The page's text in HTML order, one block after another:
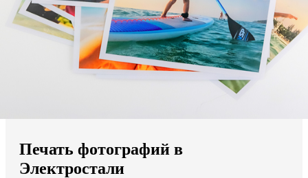
Мы доставляем по всему миру
Продолжить без города
Печать фотографий в
Электростали